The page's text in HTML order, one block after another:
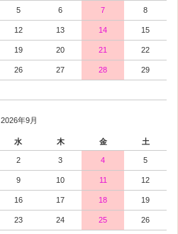
5 6 7 8
12 13 14 15
19 20 21 22
26 27 28 29
2026年9月
水 木 金 土
2 3 4 5
9 10 11 12
16 17 18 19
23 24 25 26